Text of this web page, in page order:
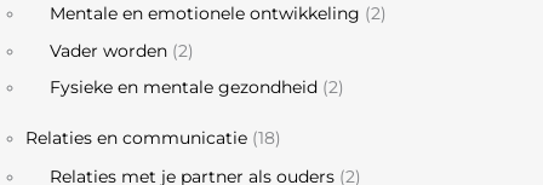
Mentale en emotionele ontwikkeling (2)
Vader worden (2)
Fysieke en mentale gezondheid (2)
Relaties en communicatie (18)
Relaties met je partner als ouders (2)